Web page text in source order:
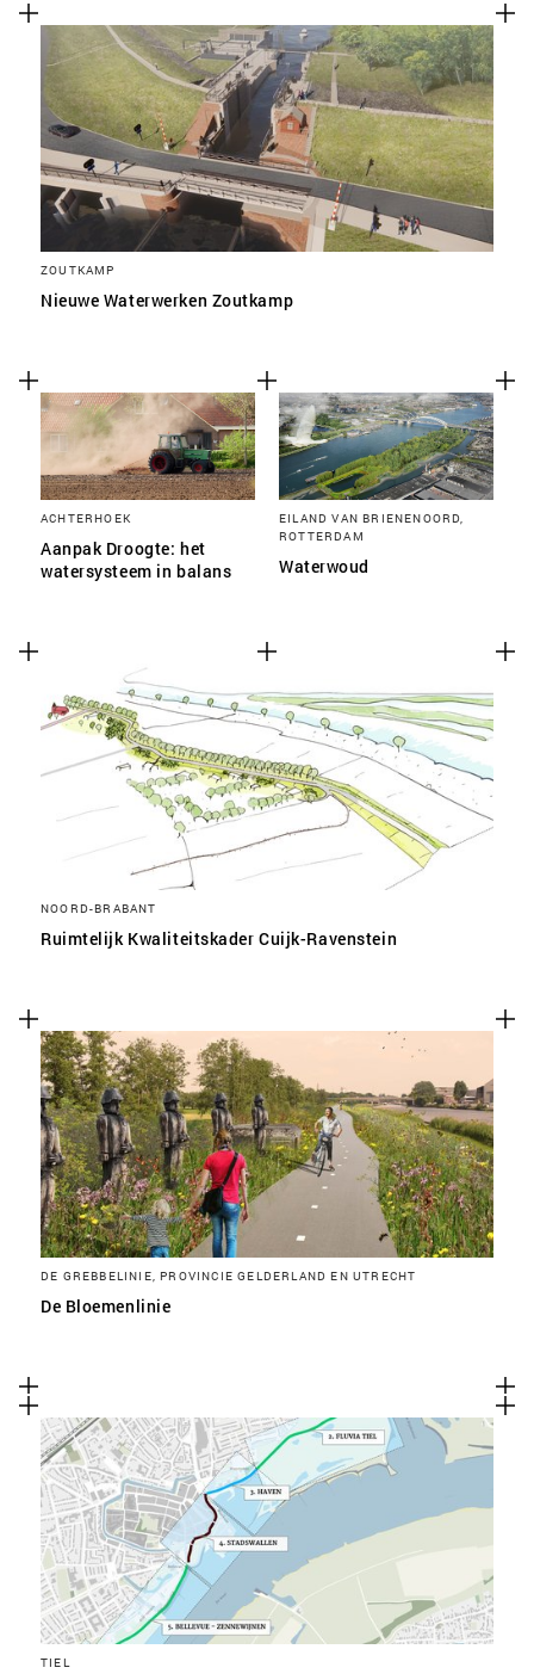
ZOUTKAMP
Nieuwe Waterwerken Zoutkamp
ACHTERHOEK
Aanpak Droogte: het
watersysteem in balans
EILAND VAN BRIENENOORD,
ROTTERDAM
Waterwoud
NOORD-BRABANT
Ruimtelijk Kwaliteitskader Cuijk-Ravenstein
DE GREBBELINIE, PROVINCIE GELDERLAND EN UTRECHT
De Bloemenlinie
TIEL